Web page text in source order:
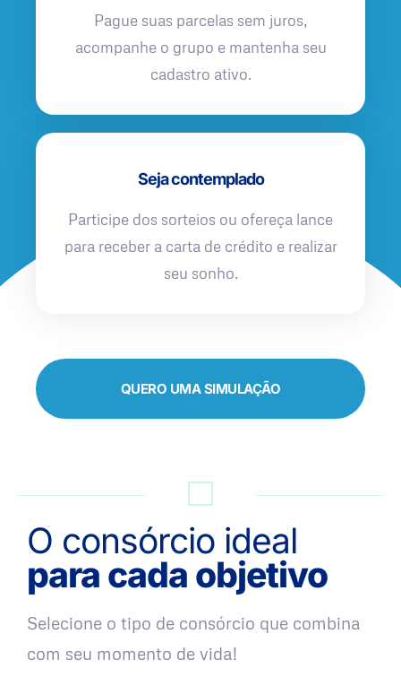
Pague suas parcelas sem juros,
acompanhe o grupo e mantenha seu
cadastro ativo.
Seja contemplado
Participe dos sorteios ou ofereça lance
para receber a carta de crédito e realizar
seu sonho.
QUERO UMA SIMULAÇÃO
O consórcio ideal
para cada objetivo
Selecione o tipo de consórcio que combina
com seu momento de vida!